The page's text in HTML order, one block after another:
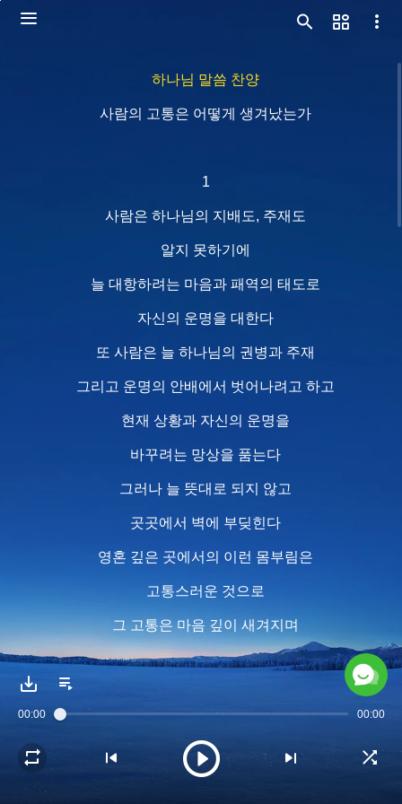
하나님 말씀 찬양
사람의 고통은 어떻게 생겨났는가
1
사람은 하나님의 지배도, 주재도
알지 못하기에
늘 대항하려는 마음과 패역의 태도로
자신의 운명을 대한다
또 사람은 늘 하나님의 권병과 주재
그리고 운명의 안배에서 벗어나려고 하고
현재 상황과 자신의 운명을
바꾸려는 망상을 품는다
그러나 늘 뜻대로 되지 않고
곳곳에서 벽에 부딪힌다
영혼 깊은 곳에서의 이런 몸부림은
고통스러운 것으로
그 고통은 마음 깊이 새겨지며
동시에 사람의 생명이
그 고통은 어떻게 생겨났을까?
00:00 00:00